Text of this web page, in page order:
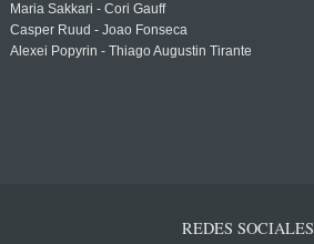
Maria Sakkari - Cori Gauff
Casper Ruud - Joao Fonseca
Alexei Popyrin - Thiago Augustin Tirante
REDES SOCIALES